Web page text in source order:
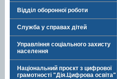
Відділ оборонної роботи
Служба у справах дітей
Управління соціального захисту
населення
Національний проєкт з цифрової
грамотності "Дія.Цифрова освіта"